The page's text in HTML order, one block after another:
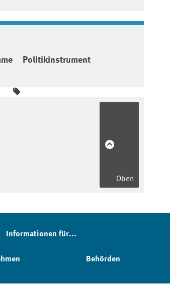
Politikinstrument
Oben
Informationen für...
Behörden